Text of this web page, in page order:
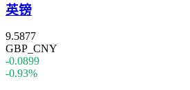
英镑
9.5877
GBP_CNY
-0.0899
-0.93%